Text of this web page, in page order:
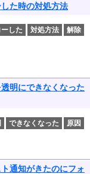
た時の対処方法
した 対処方法 解除
明にできなくなった
できなくなった 原因
通知がきたのにフォ